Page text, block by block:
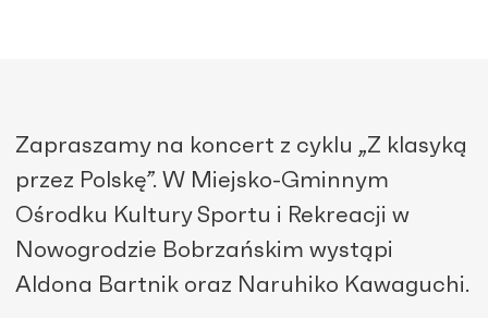
Zapraszamy na koncert z cyklu „Z klasyką
przez Polskę”. W Miejsko-Gminnym
Ośrodku Kultury Sportu i Rekreacji w
Nowogrodzie Bobrzańskim wystąpi
Aldona Bartnik oraz Naruhiko Kawaguchi.